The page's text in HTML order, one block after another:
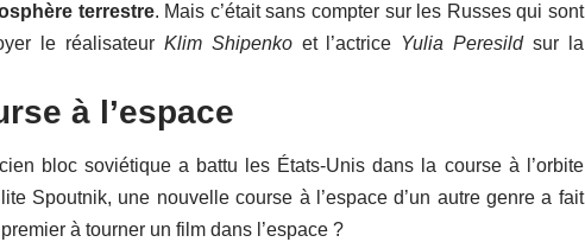
terrestre. Mais c’était sans compter sur les Russes qui sont
le réalisateur Klim Shipenkoet l’actrice Yulia Peresildsur la
à l’espace
bloc soviétique a battu les États-Unis dans la course à l’orbite
Spoutnik, une nouvelle course à l’espace d’un autre genre a fait
à tourner un film dans l’espace ?